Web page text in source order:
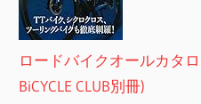
ロードバイクオールカタ
BiCYCLE CLUB別冊)